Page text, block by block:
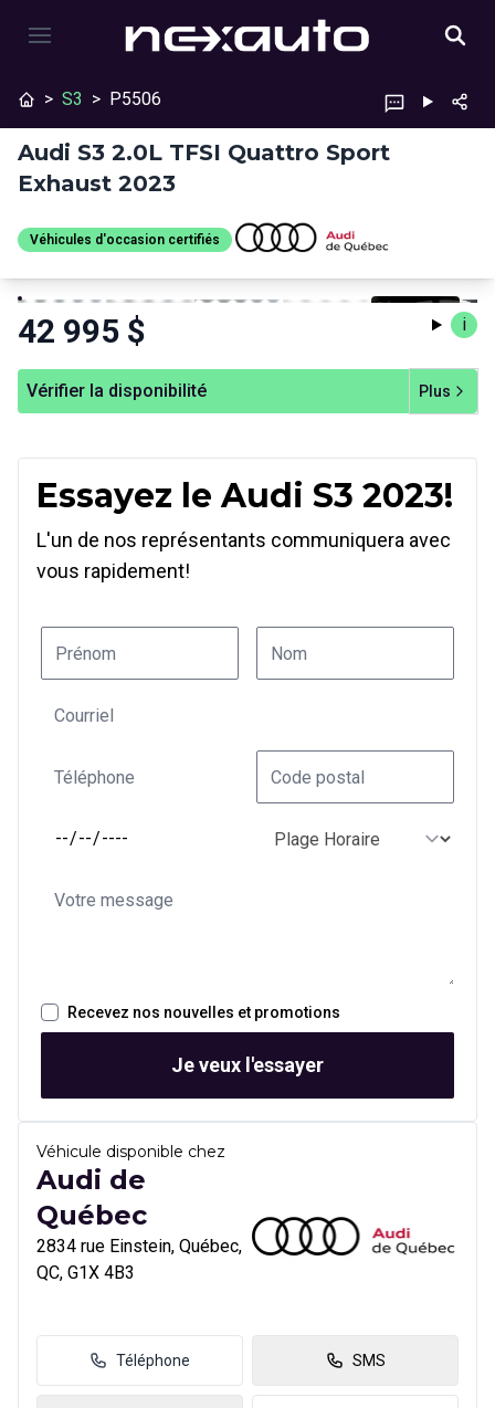
> S3 > P5506
Audi S3 2.0L TFSI Quattro Sport
Exhaust 2023
Véhicules d'occasion certifiés
certifiés
42 995 $ i
Vérifier la disponibilité Plus
Essayez le Audi S3 2023!
L'un de nos représentants communiquera avec
vous rapidement!
Recevez nos nouvelles et promotions
Je veux l'essayer
Véhicule disponible chez
Audi de
Québec
2834 rue Einstein, Québec,
QC, G1X 4B3
Téléphone SMS